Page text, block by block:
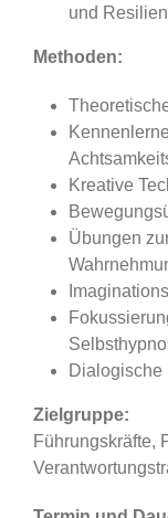
und
Methoden:
Kreative
Übungen
Dialogische
Zielgruppe:
Führungskräfte,